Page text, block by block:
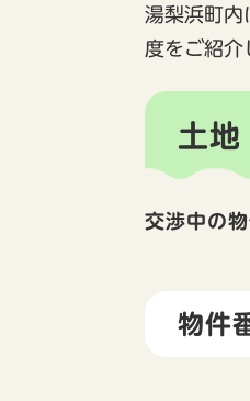
湯梨浜町内
度をご紹介
土地
交渉中の
物件